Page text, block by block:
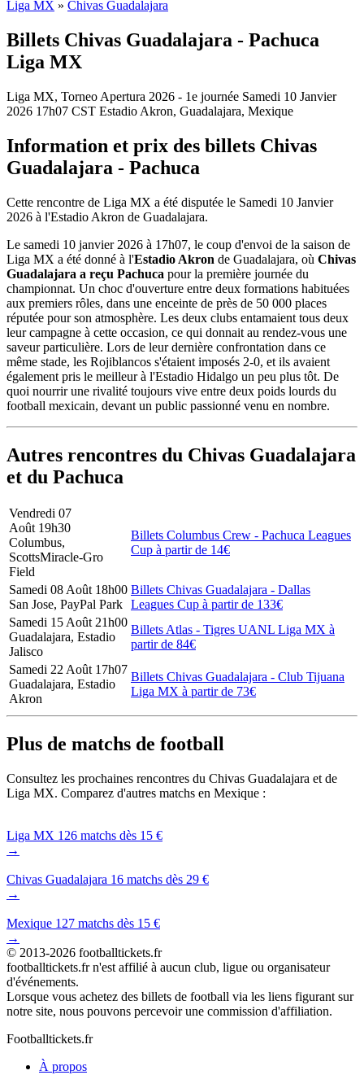
Liga MX » Chivas Guadalajara
Billets Chivas Guadalajara - Pachuca
Liga MX
Liga MX, Torneo Apertura 2026 - 1e journée Samedi 10 Janvier
2026 17h07 CST Estadio Akron, Guadalajara, Mexique
Information et prix des billets Chivas
Guadalajara - Pachuca
Cette rencontre de Liga MX a été disputée le Samedi 10 Janvier
2026 à l'Estadio Akron de Guadalajara.
Le samedi 10 janvier 2026 à 17h07, le coup d'envoi de la saison de
Liga MX a été donné à l'Estadio Akron de Guadalajara, où Chivas
Guadalajara a reçu Pachuca pour la première journée du
championnat. Un choc d'ouverture entre deux formations habituées
aux premiers rôles, dans une enceinte de près de 50 000 places
réputée pour son atmosphère. Les deux clubs entamaient tous deux
leur campagne à cette occasion, ce qui donnait au rendez-vous une
saveur particulière. Lors de leur dernière confrontation dans ce
même stade, les Rojiblancos s'étaient imposés 2-0, et ils avaient
également pris le meilleur à l'Estadio Hidalgo un peu plus tôt. De
quoi nourrir une rivalité toujours vive entre deux poids lourds du
football mexicain, devant un public passionné venu en nombre.
Autres rencontres du Chivas Guadalajara
et du Pachuca
Vendredi 07
Août 19h30
Columbus,
ScottsMiracle-Gro
Field
Billets Columbus Crew - Pachuca Leagues
Cup à partir de 14€
Samedi 08 Août 18h00
San Jose, PayPal Park
Billets Chivas Guadalajara - Dallas
Leagues Cup à partir de 133€
Samedi 15 Août21h00
Guadalajara, Estadio
Jalisco
BilletsAtlas - Tigres UANL Liga MX à
partir de 84€
Samedi 22 Août 17h07
Guadalajara, Estadio
Akron
Billets Chivas Guadalajara - Club Tijuana
Liga MX à partir de 73€
Plus de matchs de football
Consultez les prochaines rencontres du Chivas Guadalajara et de
Liga MX. Comparez d'autres matchs en Mexique :
Liga MX 126 matchs dès 15 €
→
Chivas Guadalajara 16 matchs dès 29 €
→
Mexique 127 matchs dès 15 €
→
© 2013-2026 footballtickets.fr
footballtickets.fr n'est affilié à aucun club, ligue ou organisateur
d'événements.
Lorsque vous achetez des billets de football via les liens figurant sur
notre site, nous pouvons percevoir une commission d'affiliation.
Footballtickets.fr
À propos